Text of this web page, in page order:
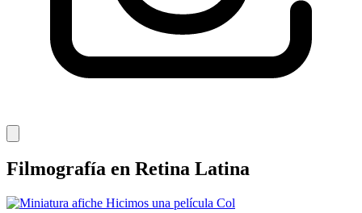
Filmografía en Retina Latina
Col